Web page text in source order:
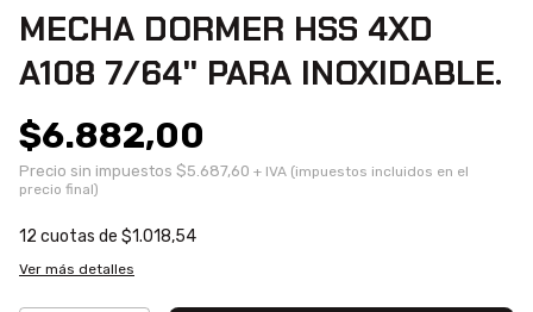
MECHA DORMER HSS 4XD
A108 7/64" PARA INOXIDABLE.
$6.882,00
Precio sin impuestos $5.687,60
12 cuotas de $1.018,54
Ver más detalles